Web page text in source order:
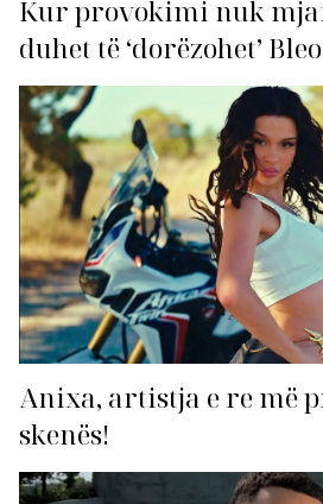
Kur provokimi nuk
duhet të ‘dorëzohet’
Anixa, artistja e re më
skenës!